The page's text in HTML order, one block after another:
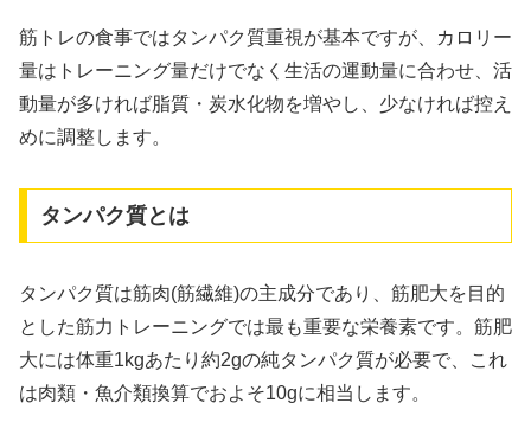
筋トレの食事ではタンパク質重視が基本ですが、カロリー
量はトレーニング量だけでなく生活の運動量に合わせ、活
動量が多ければ脂質・炭水化物を増やし、少なければ控え
めに調整します。
タンパク質とは
タンパク質は筋肉(筋繊維)の主成分であり、筋肥大を目的
とした筋力トレーニングでは最も重要な栄養素です。筋肥
大には体重1kgあたり約2gの純タンパク質が必要で、これ
は肉類・魚介類換算でおよそ10gに相当します。